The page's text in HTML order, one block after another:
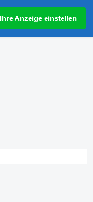
Ihre Anzeige einstellen